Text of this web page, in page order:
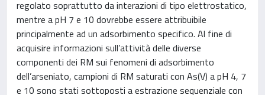
regolato soprattutto da interazioni di tipo elettrostatico,
mentre a pH 7 e 10 dovrebbe essere attribuibile
principalmente ad un adsorbimento specifico. Al fine di
acquisire informazioni sull’attività delle diverse
componenti dei RM sui fenomeni di adsorbimento
dell’arseniato, campioni di RM saturati con As(V) a pH 4, 7
e 10 sono stati sottoposti a estrazione sequenziale con